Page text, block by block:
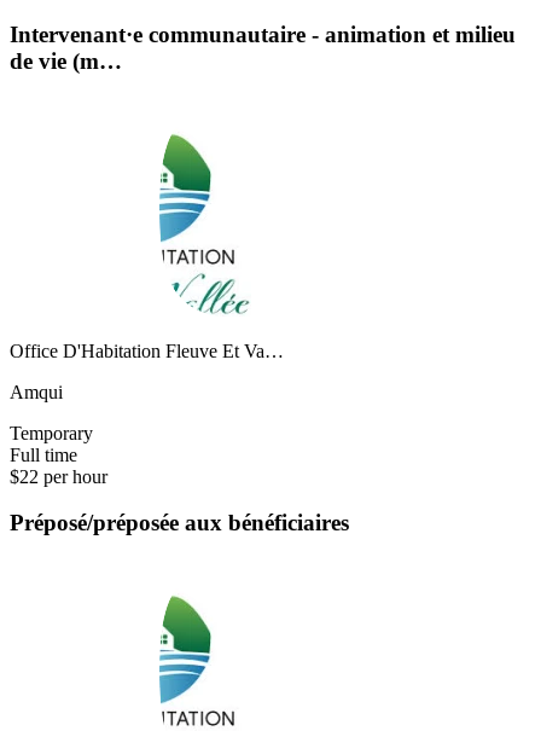
Intervenant·e communautaire - animation et milieu
de vie (m…
Office D'Habitation Fleuve Et Va…
Amqui
Temporary
Full time
$22 per hour
Préposé/préposée aux bénéficiaires